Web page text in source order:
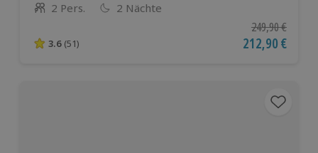
Anzahl der Teilnehmer
2 Pers. 2 Nächte
3.6 von 5 Sternen basierend auf 51 Bewertungen
3.6 (51)
Ursprünglicher
249,90 €
Aktueller Preis
212,90 €